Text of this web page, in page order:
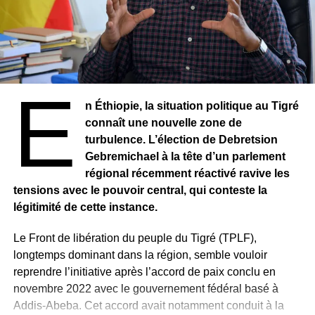
par les services de sécurité, considérés comme des
formes de pression indirecte. Ces pratiques
contribueraient à installer un climat de méfiance et de
retenue dans le traitement de certains sujets sensibles.
À ces contraintes s’ajoutent des difficultés économiques
persistantes. Une partie importante des professionnels
évolue dans des conditions précaires, avec des
rémunérations souvent inférieures aux standards prévus
par les textes en vigueur. Cette fragilité financière
influence également la ligne éditoriale de certains
médias, dépendants de partenariats commerciaux qui
Dans ce contexte, la question de l’indépendance
éditoriale demeure centrale. Des journalistes
reconnaissent que certaines enquêtes ou reportages ne
peuvent être menés à terme en raison d’intérêts
E
n Éthiopie, la situation politique au Tigré
connaît une nouvelle zone de
turbulence. L’élection de Debretsion
Gebremichael à la tête d’un parlement
régional récemment réactivé ravive les
tensions avec le pouvoir central, qui conteste la
légitimité de cette instance.
Le Front de libération du peuple du Tigré (TPLF),
longtemps dominant dans la région, semble vouloir
reprendre l’initiative après l’accord de paix conclu en
novembre 2022 avec le gouvernement fédéral basé à
Addis-Abeba. Cet accord avait notamment conduit à la